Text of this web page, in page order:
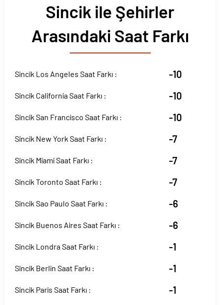
Sincik ile Şehirler
Arasındaki Saat Farkı
Sincik Los Angeles Saat Farkı : -10
Sincik California Saat Farkı : -10
Sincik San Francisco Saat Farkı : -10
Sincik New York Saat Farkı : -7
Sincik Miami Saat Farkı : -7
Sincik Toronto Saat Farkı : -7
Sincik Sao Paulo Saat Farkı : -6
Sincik Buenos Aires Saat Farkı : -6
Sincik Londra Saat Farkı : -1
Sincik Berlin Saat Farkı : -1
Sincik Paris Saat Farkı : -1